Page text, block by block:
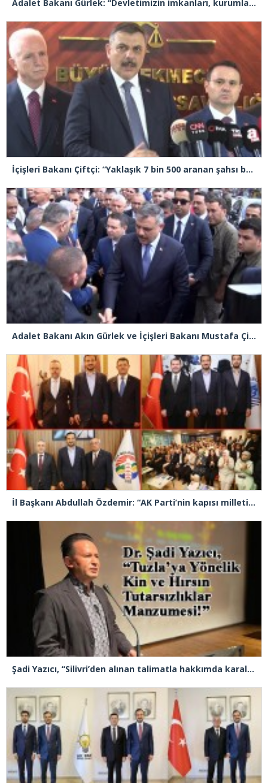
Adalet Bakanı Gürlek: “Devletimizin imkanları, kurumlarımızın tecrübesi ve hukukun kudreti her türlü suç yapılanmasından üstündür”
İçişleri Bakanı Çiftçi: “Yaklaşık 7 bin 500 aranan şahsı bu yılın ilk 7 ayında yakalamış durumdayız”
Adalet Bakanı Akın Gürlek ve İçişleri Bakanı Mustafa Çiftçi Esenyurt’ta
İl Başkanı Abdullah Özdemir: “AK Parti’nin kapısı milletine hizmet etmek isteyen herkese açıktır”
Şadi Yazıcı, “Silivri’den alınan talimatla hakkımda karalama kampanyası yürütülüyor”